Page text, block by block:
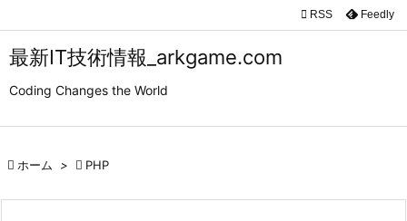
最新IT技術情報_arkgame.com
Coding Changes the World


 RSS Feedly
 ホーム >  PHP